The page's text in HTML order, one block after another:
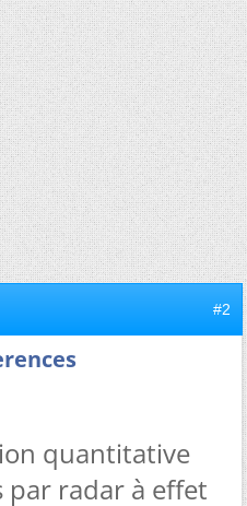
#2
quantitative
radar à effet